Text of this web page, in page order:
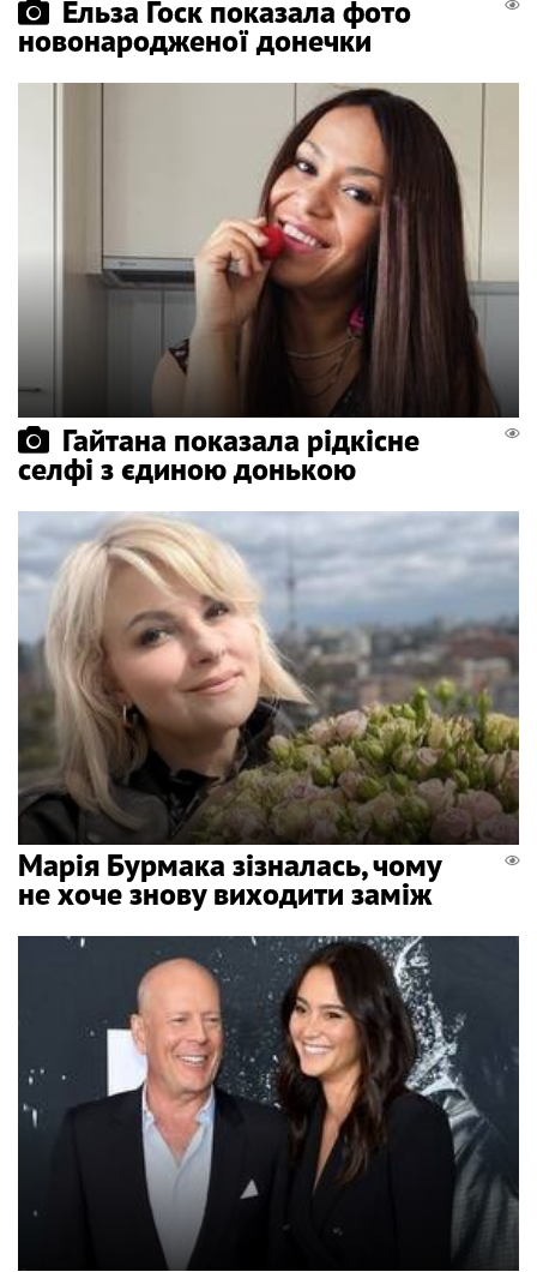
Ельза Госк показала фото
новонародженої донечки
Гайтана показала рідкісне
селфі з єдиною донькою
Марія Бурмака зізналась, чому
не хоче знову виходити заміж